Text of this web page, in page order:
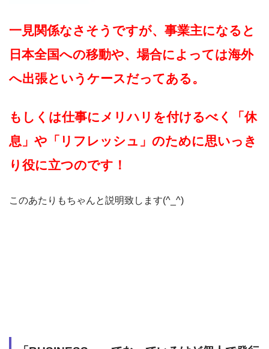
一見関係なさそうですが、事業主になると
日本全国への移動や、場合によっては海外
へ出張というケースだってある。
もしくは仕事にメリハリを付けるべく「休
息」や「リフレッシュ」のために思いっき
り役に立つのです！
このあたりもちゃんと説明致します(^_^)